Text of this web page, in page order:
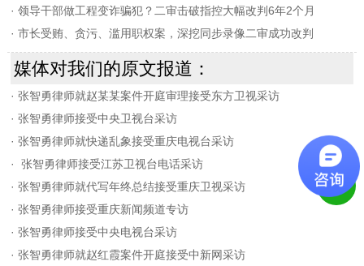
· 领导干部做工程变诈骗犯？二审击破指控大幅改判6年2个月
· 市长受贿、贪污、滥用职权案，深挖同步录像二审成功改判
媒体对我们的原文报道：
· 张智勇律师就赵某某案件开庭审理接受东方卫视采访
· 张智勇律师接受中央卫视台采访
· 张智勇律师就快递乱象接受重庆电视台采访
·
张智勇律师接受江苏卫视台电话采访
· 张智勇律师就代写年终总结接受重庆卫视采访
· 张智勇律师接受重庆新闻频道专访
· 张智勇律师接受中央电视台采访
· 张智勇律师就赵红霞案件开庭接受中新网采访